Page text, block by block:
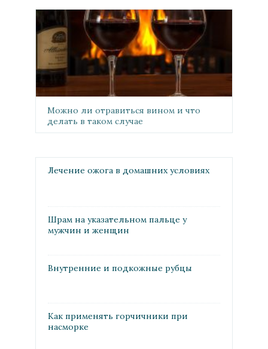
Можно ли отравиться вином и что
делать в таком случае
Лечение ожога в домашних условиях
Шрам на указательном пальце у
мужчин и женщин
Внутренние и подкожные рубцы
Как применять горчичники при
насморке